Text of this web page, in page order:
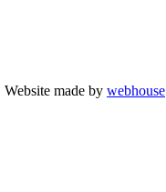
made by webhouse